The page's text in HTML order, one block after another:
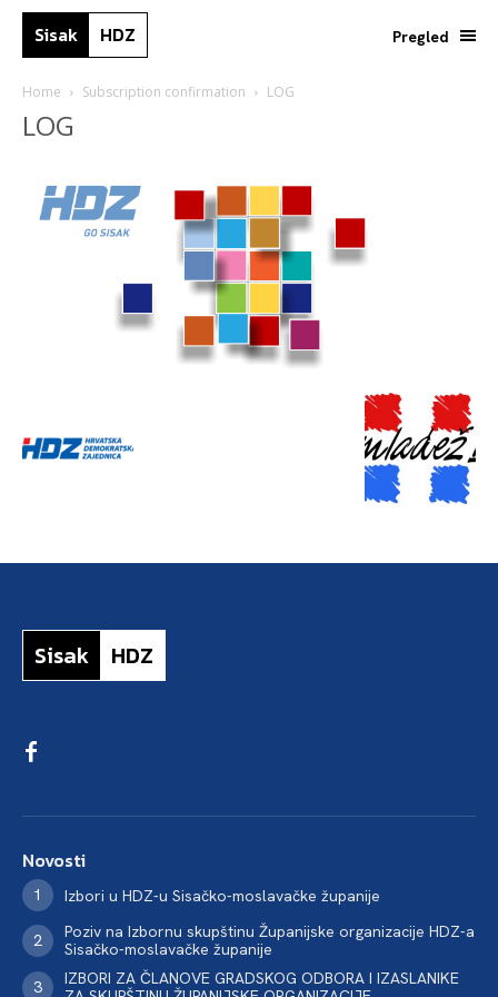
Sisak HDZ Pregled
Home Subscription confirmation LOG
LOG
Sisak HDZ
Novosti
Izbori u HDZ-u Sisačko-moslavačke županije
Poziv na Izbornu skupštinu Županijske organizacije HDZ-a
Sisačko-moslavačke županije
IZBORI ZA ČLANOVE GRADSKOG ODBORA I IZASLANIKE